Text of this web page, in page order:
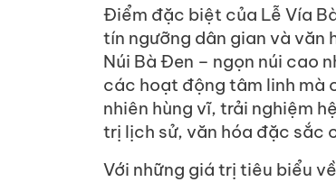
Điểm đặc biệt của Lễ Vía
tín ngưỡng dân gian và văn
Núi Bà Đen – ngọn núi cao
các hoạt động tâm linh mà
nhiên hùng vĩ, trải nghiệm
trị lịch sử, văn hóa đặc sắc
Với những giá trị tiêu biểu